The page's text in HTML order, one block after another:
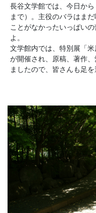
長谷文学館では、今日か
まで）。主役のバラはま
ことがなかったいっぱい
よ。
文学館内では、特別展「
が開催され、原稿、著作
ましたので、皆さんも足